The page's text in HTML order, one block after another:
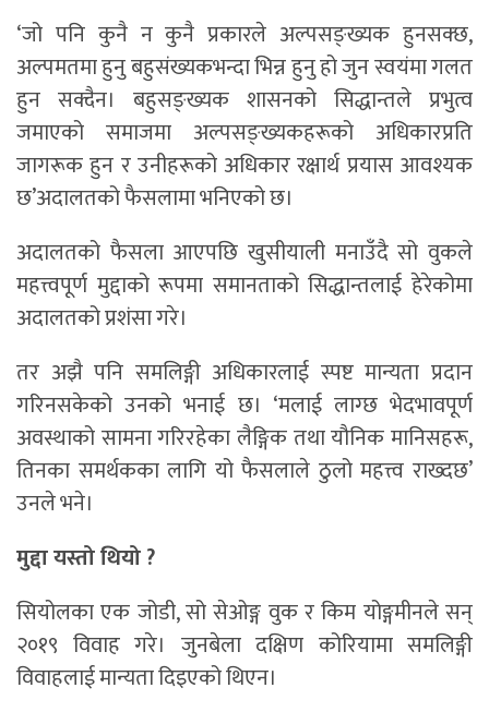
‘जो पनि कुनै न कुनै प्रकारले अल्पसङ्ख्यक हुनसक्छ,
अल्पमतमा हुनु बहुसंख्यकभन्दा भिन्न हुनु हो जुन स्वयंमा गलत
हुन सक्दैन। बहुसङ्ख्यक शासनको सिद्धान्तले प्रभुत्व
जमाएको समाजमा अल्पसङ्ख्यकहरूको अधिकारप्रति
जागरूक हुन र उनीहरूको अधिकार रक्षार्थ प्रयास आवश्यक
छ’अदालतको फैसलामा भनिएको छ।
अदालतको फैसला आएपछि खुसीयाली मनाउँदै सो वुकले
महत्त्वपूर्ण मुद्दाको रूपमा समानताको सिद्धान्तलाई हेरेकोमा
अदालतको प्रशंसा गरे।
तर अझै पनि समलिङ्गी अधिकारलाई स्पष्ट मान्यता प्रदान
गरिनसकेको उनको भनाई छ। ‘मलाई लाग्छ भेदभावपूर्ण
अवस्थाको सामना गरिरहेका लैङ्गिक तथा यौनिक मानिसहरू,
तिनका समर्थकका लागि यो फैसलाले ठुलो महत्त्व राख्दछ’
उनले भने।
मुद्दा यस्तो थियो ?
सियोलका एक जोडी, सो सेओङ्ग वुक र किम योङ्गमीनले सन्
२०१९ विवाह गरे। जुनबेला दक्षिण कोरियामा समलिङ्गी
विवाहलाई मान्यता दिइएको थिएन।